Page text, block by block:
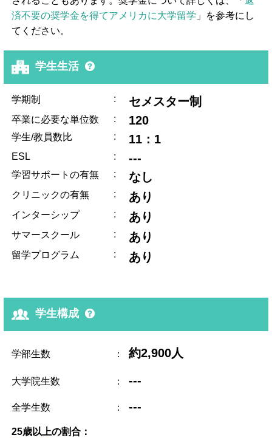
済不要の奨学金を得てアメリカに大学留学 」を参考にし
てください。
学生生活
学期制 : セメスター制
卒業に必要な単位数 : 120
学生/教員数比 : 11：1
ESL : ---
学習サポートの有無 : なし
クリニックの有無 : あり
インターシップ : あり
サマースクール : あり
留学プログラム : あり
学生構成
学部生数 ： 約2,900人
大学院生数 ： ---
全学生数 ： ---
25歳以上の割合：